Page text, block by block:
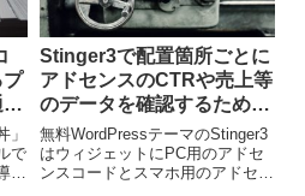
プ
」
で
Stinger3で配置箇所ごとに
アドセンスのCTRや売上等
のデータを確認するための
カスタマイズ
無料WordPressテーマのStinger3
はウィジェットにPC用のアドセ
ンスコードとスマホ用のアドセン